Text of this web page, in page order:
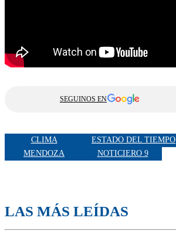
SEGUINOS EN
CLIMA
ESTADO DEL TIEMPO
MENDOZA
NOTICIERO 9
LAS MÁS LEÍDAS